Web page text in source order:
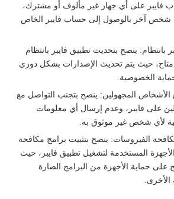
فايبر على أي جهاز غير مألوف أو مشترك،
شخص آخر بالوصول إلى حساب فايبر الخاص
بانتظام: ينصح بتحديث تطبيق فايبر بانتظام
حيث يتم تحديث الإصدارات بشكل دوري
الخصوصية.
المجهولين: ينصح بتجنب التواصل مع
على فايبر، وعدم إرسال أي معلومات
لأي شخص غير موثوق به.
الفيروسات: ينصح بتثبيت برامج مكافحة
المستخدمة لتشغيل تطبيق فايبر، حيث
على حماية الأجهزة من البرامج الضارة
الأخرى.